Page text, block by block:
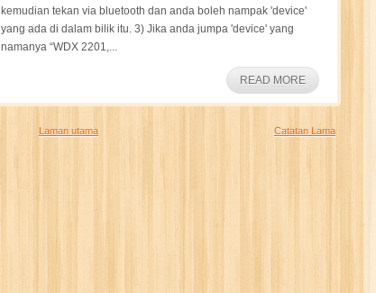
kemudian tekan via bluetooth dan anda boleh nampak 'device'
yang ada di dalam bilik itu. 3) Jika anda jumpa 'device' yang
namanya “WDX 2201,...
READ MORE
Catatan Lama
Laman utama